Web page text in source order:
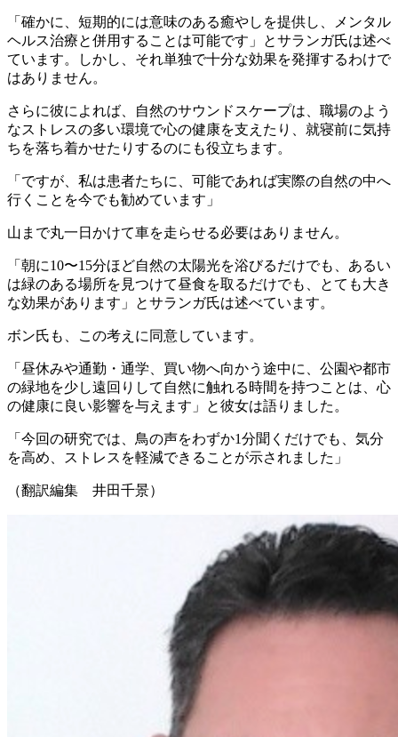
「確かに、短期的には意味のある癒やしを提供し、メンタル
ヘルス治療と併用することは可能です」とサランガ氏は述べ
ています。しかし、それ単独で十分な効果を発揮するわけで
はありません。
さらに彼によれば、自然のサウンドスケープは、職場のよう
なストレスの多い環境で心の健康を支えたり、就寝前に気持
ちを落ち着かせたりするのにも役立ちます。
「ですが、私は患者たちに、可能であれば実際の自然の中へ
行くことを今でも勧めています」
山まで丸一日かけて車を走らせる必要はありません。
「朝に10〜15分ほど自然の太陽光を浴びるだけでも、あるい
は緑のある場所を見つけて昼食を取るだけでも、とても大き
な効果があります」とサランガ氏は述べています。
ボン氏も、この考えに同意しています。
「昼休みや通勤・通学、買い物へ向かう途中に、公園や都市
の緑地を少し遠回りして自然に触れる時間を持つことは、心
の健康に良い影響を与えます」と彼女は語りました。
「今回の研究では、鳥の声をわずか1分聞くだけでも、気分
を高め、ストレスを軽減できることが示されました」
（翻訳編集 井田千景）